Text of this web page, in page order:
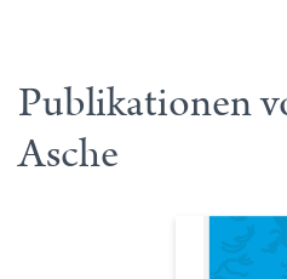
Publikationen
Asche